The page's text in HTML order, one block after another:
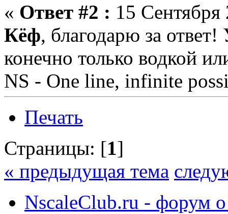
« Ответ #2 : 15
Кёф, благодарю за
конечно только водкой
NS - One line, infinite
Печать
Страницы: [1]
« предыдущая тема
NscaleClub.ru - форум